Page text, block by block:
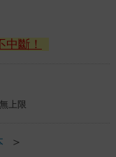
斷！
上限
＞